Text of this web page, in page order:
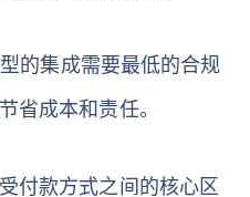
的集成需要最低的合规
省成本和责任。
付款方式之间的核心区